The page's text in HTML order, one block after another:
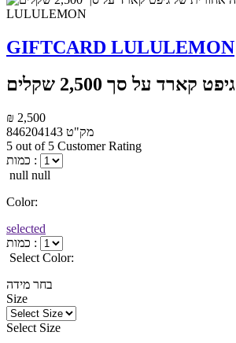
GIFTCARD LULULEMON
גיפט קארד על סך 2,500 שקלים
₪ 2,500
מק"ט 846204143
5 out of 5 Customer Rating
כמות :
null null
Color:
selected
כמות :
Select Color:
בחר מידה
Size
Select Size